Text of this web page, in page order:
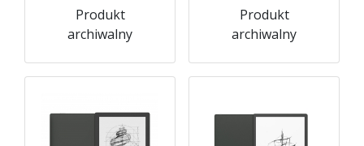
Produkt
archiwalny
Produkt
archiwalny